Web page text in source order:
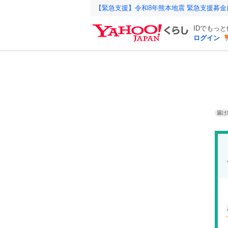
【緊急支援】令和8年熊本地震 緊急支援募
IDでもっ
ログイン
届